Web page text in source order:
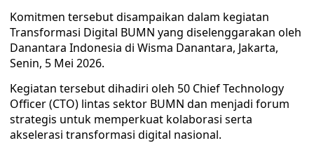
Komitmen tersebut disampaikan dalam kegiatan
Transformasi Digital BUMN yang diselenggarakan oleh
Danantara Indonesia di Wisma Danantara, Jakarta,
Senin, 5 Mei 2026.
Kegiatan tersebut dihadiri oleh 50 Chief Technology
Officer (CTO) lintas sektor BUMN dan menjadi forum
strategis untuk memperkuat kolaborasi serta
akselerasi transformasi digital nasional.